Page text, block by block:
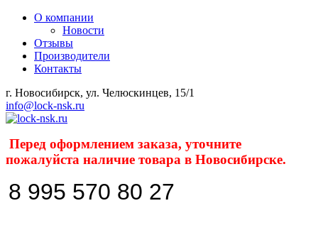
О компании
Новости
Отзывы
Производители
Контакты
г. Новосибирск, ул. Челюскинцев, 15/1
info@lock-nsk.ru
Перед оформлением заказа, уточните
пожалуйста наличие товара в Новосибирске.
8 995 570 80 27